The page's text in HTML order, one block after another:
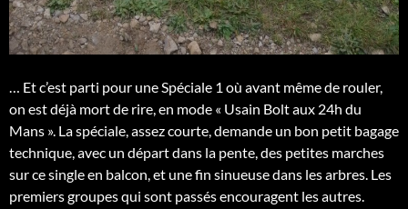
… Et c’est parti pour une Spéciale 1 où avant même de rouler,
on est déjà mort de rire, en mode « Usain Bolt aux 24h du
Mans ». La spéciale, assez courte, demande un bon petit bagage
technique, avec un départ dans la pente, des petites marches
sur ce single en balcon, et une fin sinueuse dans les arbres. Les
premiers groupes qui sont passés encouragent les autres.